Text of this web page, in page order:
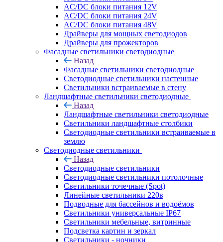
AC/DC блоки питания 12V
AC/DC блоки питания 24V
AC/DC блоки питания 48V
Драйверы для мощных светодиодов
Драйверы для прожекторов
Фасадные светильники светодиодные
Назад
Фасадные светильники светодиодные
Светодиодные светильники настенные
Светильники встраиваемые в стену
Ландшафтные светильники светодиодные
Назад
Ландшафтные светильники светодиодные
Светильники ландшафтные столбики
Светодиодные светильники встраиваемые в
землю
Светодиодные светильники
Назад
Светодиодные светильники
Светодиодные светильники потолочные
Светильники точечные (Spot)
Линейные светильники 220в
Подводные для бассейнов и водоёмов
Светильники универсальные IP67
Светильники мебельные, витринные
Подсветка картин и зеркал
Светильники - ночники